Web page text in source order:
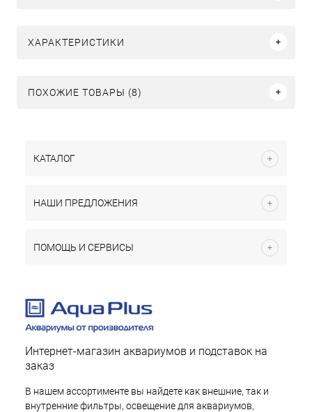
ХАРАКТЕРИСТИКИ
ПОХОЖИЕ ТОВАРЫ (8)
КАТАЛОГ
НАШИ ПРЕДЛОЖЕНИЯ
ПОМОЩЬ И СЕРВИСЫ
Интернет-магазин аквариумов и подставок на
заказ
В нашем ассортименте вы найдете как внешние, так и
внутренние фильтры, освещение для аквариумов,